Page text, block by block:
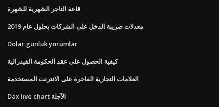
قاعة التاجر الشهرية للشهرة
معدلات ضريبة الدخل على الشركات بحلول عام 2019
Dolar gunluk yorumlar
كيفية الحصول على عقد الحكومة الفيدرالية
العلامات التجارية الفاخرة على الانترنت المستخدمة
Dax live chart الآجلة